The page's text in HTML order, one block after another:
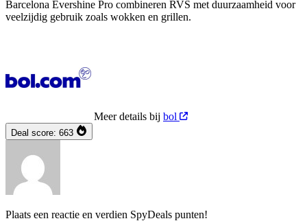
Barcelona Evershine Pro combineren RVS met duurzaamheid voor
veelzijdig gebruik zoals wokken en grillen.
Meer details bij bol
Deal score: 663
Plaats een reactie en verdien SpyDeals punten!